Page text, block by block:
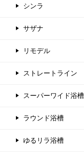
シンラ
サザナ
リモデル
ストレートライン
スーパーワイド浴槽
ラウンド浴槽
ゆるリラ浴槽